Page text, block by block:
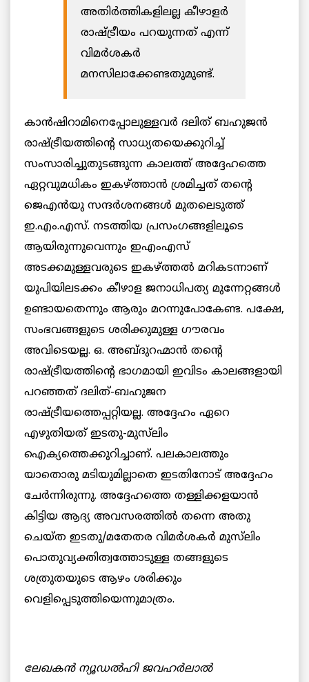
അതിര്‍ത്തികളിലല്ല കീഴാളര്‍
രാഷ്ട്രീയം പറയുന്നത് എന്ന്
വിമര്‍ശകര്‍
മനസിലാക്കേണ്ടതുമുണ്ട്.
കാന്‍ഷിറാമിനെപ്പോലുള്ളവര്‍ ദലിത് ബഹുജന്‍
രാഷ്ട്രീയത്തിന്റെ സാധ്യതയെക്കുറിച്ച്
സംസാരിച്ചുതുടങ്ങുന്ന കാലത്ത് അദ്ദേഹത്തെ
ഏറ്റവുമധികം ഇകഴ്ത്താന്‍ ശ്രമിച്ചത് തന്റെ
ജെഎന്‍യു സന്ദര്‍ശനങ്ങള്‍ മുതലെടുത്ത്
ഇ.എം.എസ്. നടത്തിയ പ്രസംഗങ്ങളിലൂടെ
ആയിരുന്നുവെന്നും ഇഎംഎസ്
അടക്കമുള്ളവരുടെ ഇകഴ്ത്തല്‍ മറികടന്നാണ്
യുപിയിലടക്കം കീഴാള ജനാധിപത്യ മുന്നേറ്റങ്ങള്‍
ഉണ്ടായതെന്നും ആരും മറന്നുപോകേണ്ട. പക്ഷേ,
സംഭവങ്ങളുടെ ശരിക്കുമുള്ള ഗൗരവം
അവിടെയല്ല. ഒ. അബ്ദുറഹ്മാന്‍ തന്റെ
രാഷ്ട്രീയത്തിന്റെ ഭാഗമായി ഇവിടം കാലങ്ങളായി
പറഞ്ഞത് ദലിത്-ബഹുജന
രാഷ്ട്രീയത്തെപ്പറ്റിയല്ല. അദ്ദേഹം ഏറെ
എഴുതിയത് ഇടതു-മുസ്‌ലിം
ഐക്യത്തെക്കുറിച്ചാണ്. പലകാലത്തും
യാതൊരു മടിയുമില്ലാതെ ഇടതിനോട് അദ്ദേഹം
ചേര്‍ന്നിരുന്നു. അദ്ദേഹത്തെ തള്ളിക്കളയാന്‍
കിട്ടിയ ആദ്യ അവസരത്തില്‍ തന്നെ അതു
ചെയ്ത ഇടതു/മതേതര വിമര്‍ശകര്‍ മുസ്‌ലിം
പൊതുവ്യക്തിത്വത്തോടുള്ള തങ്ങളുടെ
ശത്രുതയുടെ ആഴം ശരിക്കും
വെളിപ്പെടുത്തിയെന്നുമാത്രം.
ലേഖകന്‍ ന്യൂഡല്‍ഹി ജവഹര്‍ലാല്‍